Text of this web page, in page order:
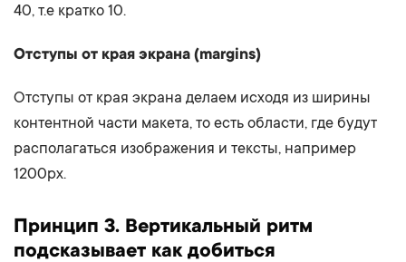
40, т.е кратко 10.
Отступы от края экрана (margins)
Отступы от края экрана делаем исходя из ширины
контентной части макета, то есть области, где будут
располагаться изображения и тексты, например
1200px.
Принцип 3. Вертикальный ритм
подсказывает как добиться